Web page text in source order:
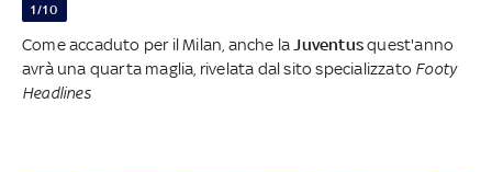
1/10
Come accaduto per il Milan, anche la Juventusquest'anno
avrà una quarta maglia, rivelata dal sito specializzato Footy
Headlines